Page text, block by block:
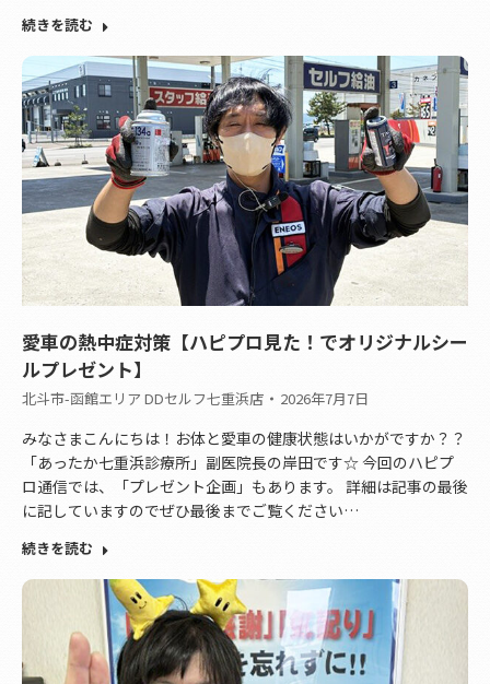
続きを読む
愛車の熱中症対策【ハピプロ見た！でオリジナルシー
ルプレゼント】
北斗市-函館エリア DDセルフ七重浜店 2026年7月7日
みなさまこんにちは！お体と愛車の健康状態はいかがですか？？
「あったか七重浜診療所」副医院長の岸田です☆ 今回のハピプ
ロ通信では、「プレゼント企画」もあります。 詳細は記事の最後
に記していますのでぜひ最後までご覧ください…
続きを読む